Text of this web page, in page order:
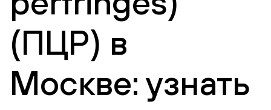
(ПЦР) в
Москве: узнать